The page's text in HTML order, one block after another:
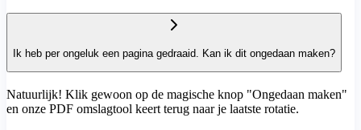
Ik heb per ongeluk een pagina gedraaid. Kan ik dit ongedaan maken?
Natuurlijk! Klik gewoon op de magische knop "Ongedaan maken"
en onze PDF omslagtool keert terug naar je laatste rotatie.